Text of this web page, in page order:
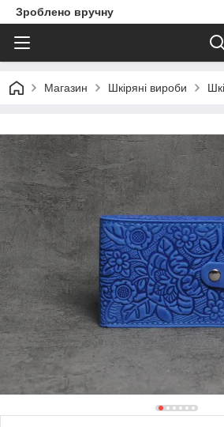
Зроблено вручну
Магазин Шкіряні вироби